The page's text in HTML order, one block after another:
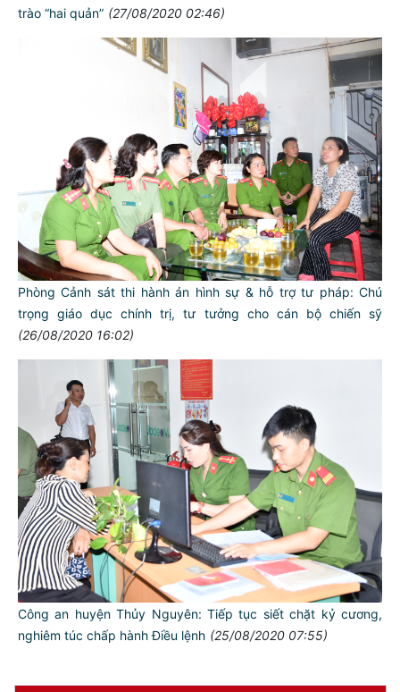
trào “hai quản” (27/08/2020 02:46)
Phòng Cảnh sát thi hành án hình sự & hỗ trợ tư pháp: Chú
trọng giáo dục chính trị, tư tưởng cho cán bộ chiến sỹ
(26/08/2020 16:02)
Công an huyện Thủy Nguyên: Tiếp tục siết chặt kỷ cương,
nghiêm túc chấp hành Điều lệnh (25/08/2020 07:55)